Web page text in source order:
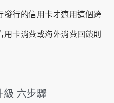
發行的信用卡才適用這個跨
卡消費或海外消費回饋則
級 六步驟